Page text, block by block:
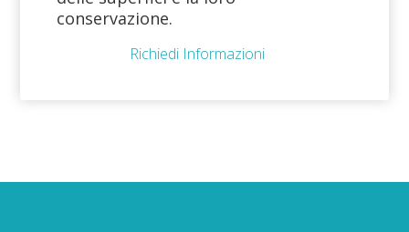
conservazione.
Richiedi Informazioni